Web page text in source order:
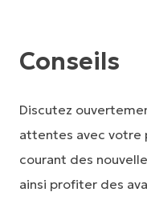
Conseils
Discutez
attentes avec votre
courant des
ainsi profiter des